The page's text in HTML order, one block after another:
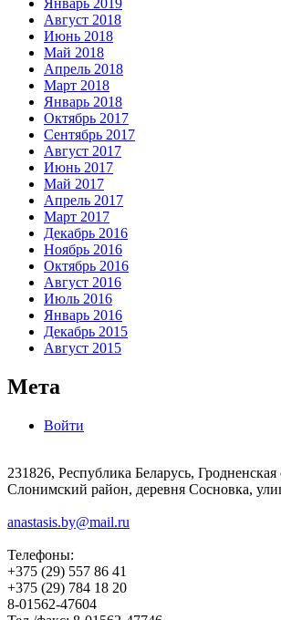
Январь 2019
Август 2018
Июнь 2018
Май 2018
Апрель 2018
Март 2018
Январь 2018
Октябрь 2017
Сентябрь 2017
Август 2017
Июнь 2017
Май 2017
Апрель 2017
Март 2017
Декабрь 2016
Ноябрь 2016
Октябрь 2016
Август 2016
Июль 2016
Январь 2016
Декабрь 2015
Август 2015
Мета
Войти
231826, Республика Беларусь, Гродненская
Слонимский район, деревня Сосновка,
anastasis.by@mail.ru
Телефоны:
+375 (29) 557 86 41
+375 (29) 784 18 20
8-01562-47604